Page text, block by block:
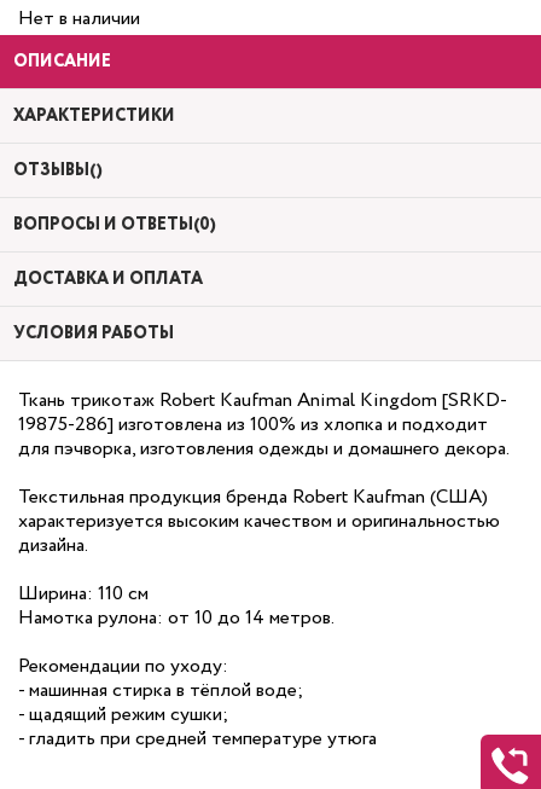
Нет в наличии
ОПИСАНИЕ
ХАРАКТЕРИСТИКИ
ОТЗЫВЫ()
ВОПРОСЫ И ОТВЕТЫ(0)
ДОСТАВКА И ОПЛАТА
УСЛОВИЯ РАБОТЫ
Ткань трикотаж Robert Kaufman Animal Kingdom [SRKD-
19875-286] изготовлена из 100% из хлопка и подходит
для пэчворка, изготовления одежды и домашнего декора.
Текстильная продукция бренда Robert Kaufman (США)
характеризуется высоким качеством и оригинальностью
дизайна.
Ширина: 110 см
Намотка рулона: от 10 до 14 метров.
Рекомендации по уходу:
- машинная стирка в тёплой воде;
- щадящий режим сушки;
- гладить при средней температуре утюга